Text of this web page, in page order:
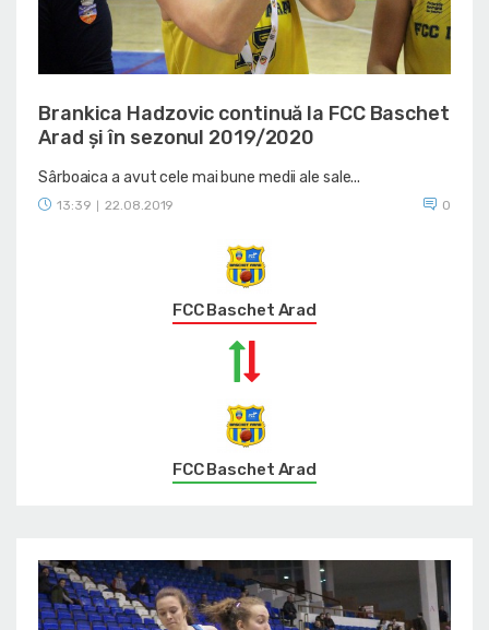
Brankica Hadzovic continuă la FCC Baschet
Arad și în sezonul 2019/2020
Sârboaica a avut cele mai bune medii ale sale...
13:39 22.08.2019 0
FCC Baschet Arad
FCC Baschet Arad